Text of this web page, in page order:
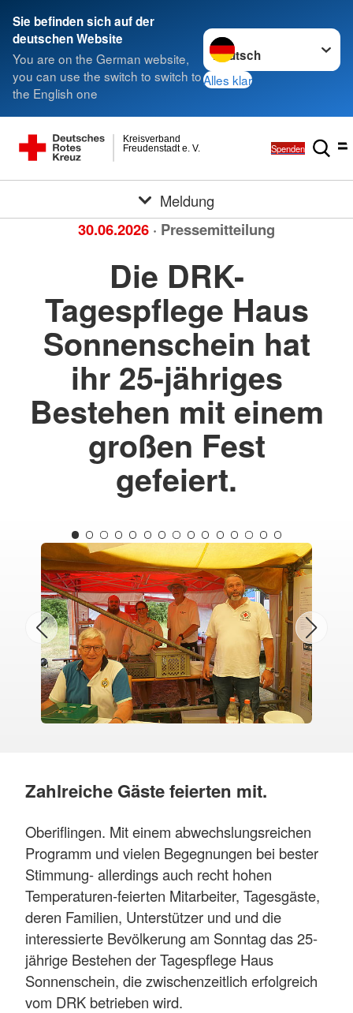
Sie befinden sich auf der
deutschen Website
You are on the German website,
you can use the switch to switch to
the English one
Sprache wechseln zu
Alles klar
Freudenstadt e. V.
Kreisverband
Spenden
Meldung
30.06.2026 · Pressemitteilung
Die DRK-
Tagespflege Haus
Sonnenschein hat
ihr 25-jähriges
Bestehen mit einem
großen Fest
gefeiert.
Zahlreiche Gäste feierten mit.
Oberiflingen. Mit einem abwechslungsreichen
Programm und vielen Begegnungen bei bester
Stimmung- allerdings auch recht hohen
Temperaturen-feierten Mitarbeiter, Tagesgäste,
deren Familien, Unterstützer und und die
interessierte Bevölkerung am Sonntag das 25-
jährige Bestehen der Tagespflege Haus
Sonnenschein, die zwischenzeitlich erfolgreich
vom DRK betrieben wird.